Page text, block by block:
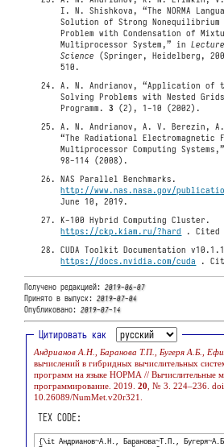
I. N. Shishkova, “The NORMA
Solution of Strong Nonequilibrium
Problem with Condensation of
Multiprocessor System,” in
Science (Springer, Heidelberg,
510.
A. N. Andrianov, “Application of
Solving Problems with Nested
Programm.3 (2), 1-10 (2002).
A. N. Andrianov, A. V. Berezin,
“The Radiational Electromagnetic
Multiprocessor Computing
98-114 (2008).
NAS Parallel Benchmarks.
http://www.nas.nasa.gov/
June 10, 2019.
K-100 Hybrid Computing Cluster.
https://ckp.kiam.ru/?hard
. Cited
CUDA Toolkit Documentation
https://docs.nvidia.com/cuda
.
Получено редакцией:2019-06-07
Принято в выпуск:2019-07-04
Опубликовано:2019-07-14
Цитировать как
Андрианов А.Н., Баранова Т.П., Бугеря А.Б.,
вычислений в гибридных вычислительных
программ на языке НОРМА // Вычислительные
программирование. 2019.20 , № 3. 224–236. doi
10.26089/NumMet.v20r321.
TEX CODE: